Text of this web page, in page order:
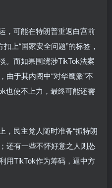
，可能在特朗普重返白宫前
上“国家安全问题”的标签，
。而如果围绕涉TikTok法案
由于其内阁中“对华鹰派”不
也使不上力，最终可能还需
，民主党人随时准备“抓特朗
还有一些不怀好意之人则怂
用TikTok作为筹码，逼中方